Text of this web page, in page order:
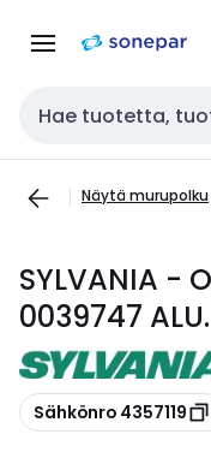
navigointiinsisältöön
Haku
Näytä murupolku
SYLVANIA -
0039747
Kopioi
Sähkönro 4357119